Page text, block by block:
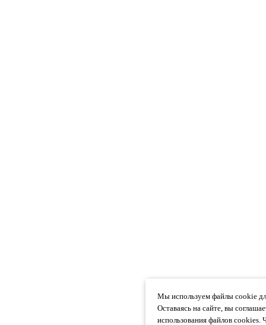
Мы используем файлы cookie
Оставаясь на сайте, вы
использования файлов cookies.